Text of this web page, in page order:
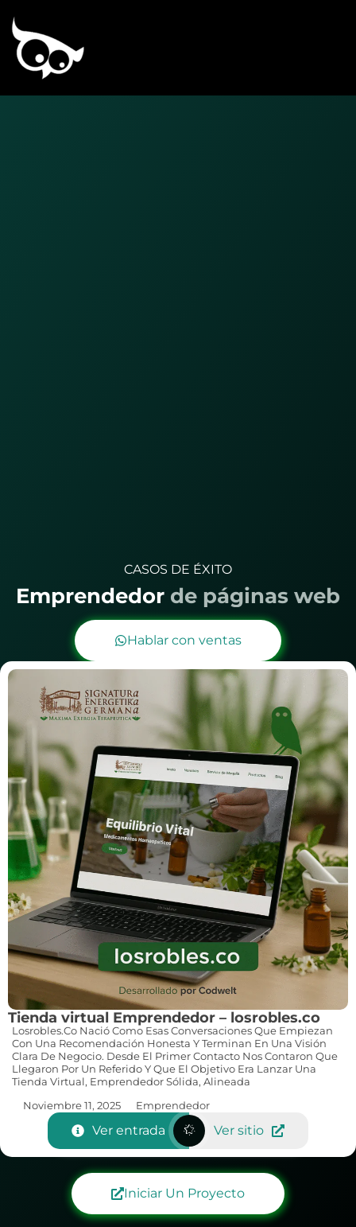
CASOS DE ÉXITO
Emprendedor de páginas web
Hablar con ventas
Tienda virtual Emprendedor – losrobles.co
Losrobles.co Nació Como Esas Conversaciones Que Empiezan
Con Una Recomendación Honesta Y Terminan En Una Visión
Clara De Negocio. Desde El Primer Contacto Nos Contaron Que
Llegaron Por Un Referido Y Que El Objetivo Era Lanzar Una
Tienda Virtual, Emprendedor Sólida, Alineada
Noviembre 11, 2025 Emprendedor
Ver entrada Ver sitio
Iniciar Un Proyecto